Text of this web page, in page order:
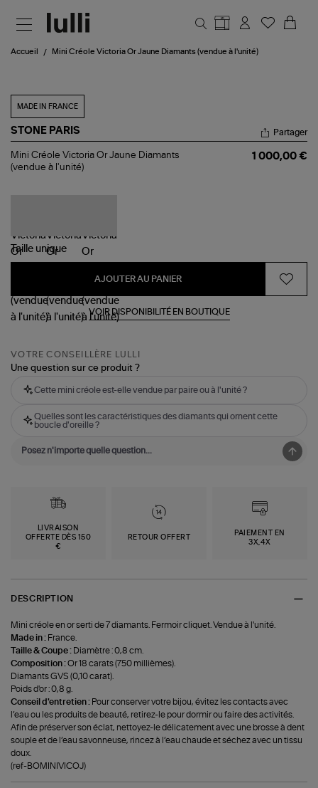
Accueil Mini Créole Victoria Or Jaune Diamants (vendue à l'unité)
MADE IN FRANCE
STONE PARIS
Mini
Créole
Partager
Mini Créole Victoria Or Jaune Diamants
(vendue à l'unité)
1 000,00 €
Taille unique
AJOUTER AU PANIER
VOIR DISPONIBILITÉ EN BOUTIQUE
VOTRE CONSEILLÈRE LULLI
Une question sur ce produit ?
Cette mini créole est-elle vendue par paire ou à l'unité ?
Quelles sont les caractéristiques des diamants qui ornent cette
boucle d'oreille ?
LIVRAISON
OFFERTE DÈS 150
€
RETOUR OFFERT
PAIEMENT EN
3X,4X
DESCRIPTION
Mini créole en or serti de 7 diamants. Fermoir cliquet. Vendue à l'unité.
Made in : France.
Taille & Coupe : Diamètre : 0,8 cm.
Composition :Or 18 carats (750 millièmes).
Diamants GVS (0,10 carat).
Poids d'or : 0,8 g.
Conseil d'entretien : Pour conserver votre bijou, évitez les contacts avec
l’eau ou les produits de beauté, retirez-le pour dormir ou faire des activités.
Afin de préserver son éclat, nettoyez-le délicatement avec une brosse à dent
souple et de l’eau savonneuse, rincez à l’eau chaude et séchez avec un tissu
doux.
(ref-BOMINIVICOJ)